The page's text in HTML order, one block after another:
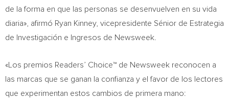
de la forma en que las personas se desenvuelven en su vida
diaria», afirmó Ryan Kinney, vicepresidente Sénior de Estrategia
de Investigación e Ingresos de Newsweek.
«Los premios Readers’ Choice™ de Newsweek reconocen a
las marcas que se ganan la confianza y el favor de los lectores
que experimentan estos cambios de primera mano: